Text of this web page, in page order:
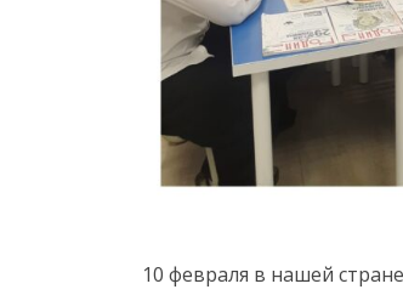
10 февраля в нашей